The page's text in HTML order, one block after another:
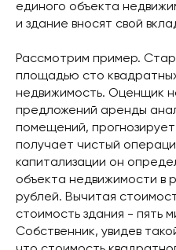
единого объекта
и здание вносят свой
Рассмотрим пример.
площадью сто
недвижимость. Оценщик
предложений аренды
помещений,
получает чистый
капитализации он
объекта недвижимости в
рублей. Вычитая
стоимость здания - пять
Собственник, увидев